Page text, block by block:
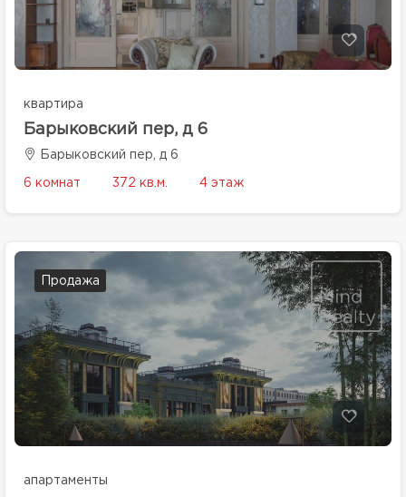
квартира
Барыковский пер, д 6
Барыковский пер, д 6
6 комнат 372 кв.м. 4 этаж
Продажа
апартаменты